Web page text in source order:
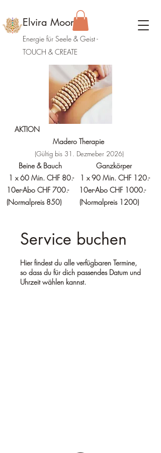
Elvira Moor
Energie für Seele & Geist-
TOUCH & CREATE
AKTION
Madero Therapie
(Gültig bis 31. Dezmeber 2026)
Beine & Bauch Ganzkörper
1 x 60 Min. CHF 80.- 1 x 90 Min. CHF 120.-
10er-Abo CHF 700.- 10er-Abo CHF 1000.-
(Normalpreis 850) (Normalpreis 1200)
Service buchen
Hier findest du alle verfügbaren Termine,
so dass du für dich passendes Datum und
Uhrzeit wählen kannst.